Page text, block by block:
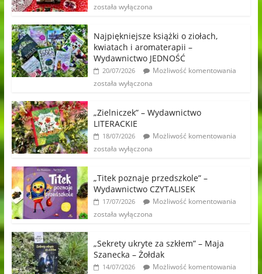
została wyłączona
Najpiękniejsze książki o ziołach,
kwiatach i aromaterapii –
Wydawnictwo JEDNOŚĆ
20/07/2026
Możliwość komentowania
została wyłączona
„Zielniczek” – Wydawnictwo
LITERACKIE
18/07/2026
Możliwość komentowania
została wyłączona
„Titek poznaje przedszkole” –
Wydawnictwo CZYTALISEK
17/07/2026
Możliwość komentowania
została wyłączona
„Sekrety ukryte za szkłem” – Maja
Szanecka – Żołdak
14/07/2026
Możliwość komentowania